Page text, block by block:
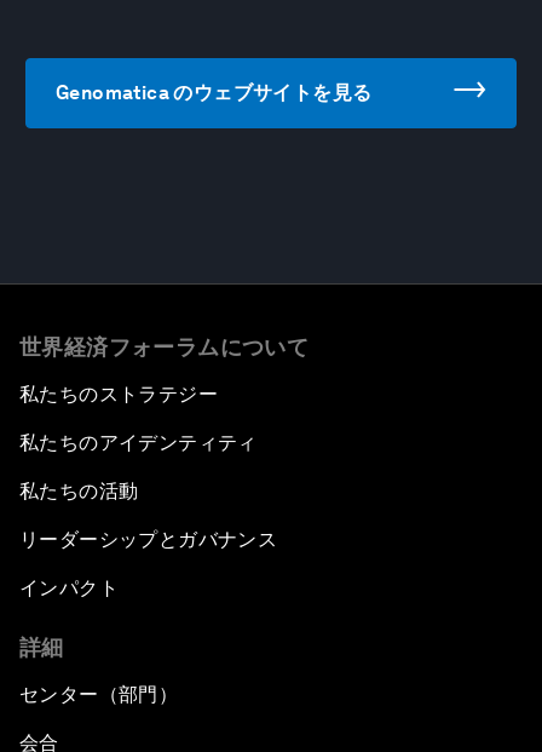
Genomatica のウェブサイトを見る
世界経済フォーラムについて
私たちのストラテジー
私たちのアイデンティティ
私たちの活動
リーダーシップとガバナンス
インパクト
詳細
センター（部門）
会合